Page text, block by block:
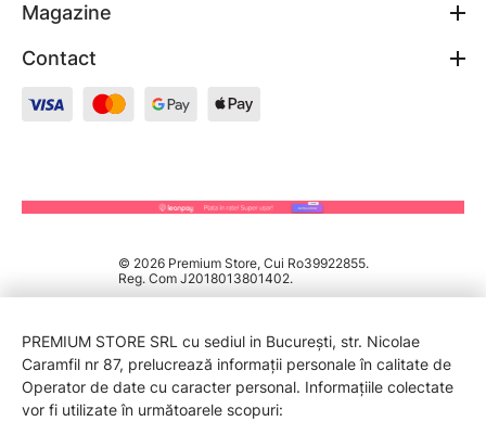
Magazine
Contact
© 2026 Premium Store, Cui Ro39922855.
Reg. Com J2018013801402.
PREMIUM STORE SRL cu sediul in București, str. Nicolae
Caramfil nr 87, prelucrează informații personale în calitate de
Operator de date cu caracter personal. Informațiile colectate
vor fi utilizate în următoarele scopuri: